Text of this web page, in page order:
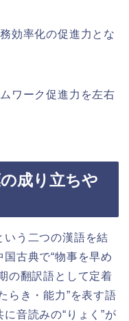
効率化の促進力とな
ワーク促進力を左右
成り立ちや
いう二つの漢語を結
古典で“物事を早め
の翻訳語として定着
らき・能力”を表す語
音読みの“りょく”が